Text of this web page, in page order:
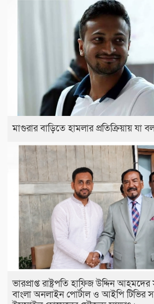
মাগুরার বাড়িতে হামলার প্রতিক্রিয়ায় যা
ভারপ্রাপ্ত রাষ্ট্রপতি হাফিজ উদ্দিন
বাংলা অনলাইন পোর্টাল ও আইপি টিভির